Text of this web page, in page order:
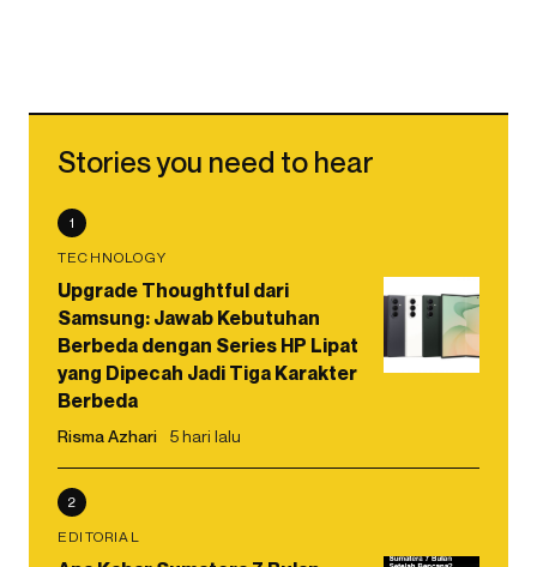
Stories you need to hear
1
TECHNOLOGY
Upgrade Thoughtful dari
Samsung: Jawab Kebutuhan
Berbeda dengan Series HP Lipat
yang Dipecah Jadi Tiga Karakter
Berbeda
Risma Azhari 5 hari lalu
2
EDITORIAL